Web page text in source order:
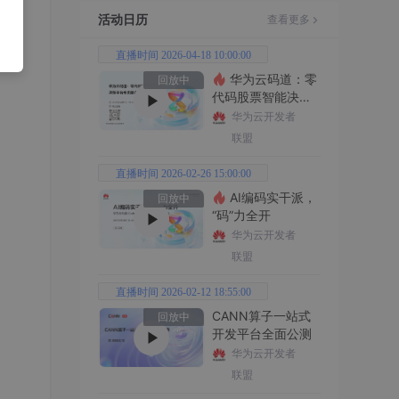
活动日历 查看更多
直播时间 2026-04-18 10:00:00
回放中
代码股票智能决策
平台全功能实战
华为云开发者
联盟
直播时间 2026-02-26 15:00:00
回放中
“码”力全开
华为云开发者
联盟
直播时间 2026-02-12 18:55:00
回放中
CANN算子一站式
开发平台全面公测
华为云开发者
联盟